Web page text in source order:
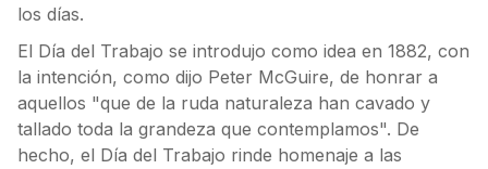
los días.
El Día del Trabajo se introdujo como idea en 1882, con
la intención, como dijo Peter McGuire, de honrar a
aquellos "que de la ruda naturaleza han cavado y
tallado toda la grandeza que contemplamos". De
hecho, el Día del Trabajo rinde homenaje a las